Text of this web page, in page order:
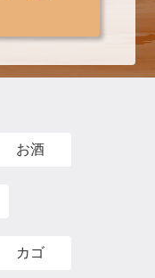
お酒
カゴ